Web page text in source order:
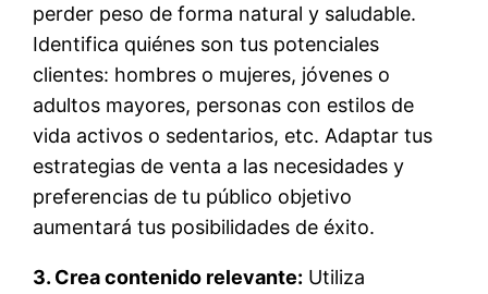
perder peso de forma natural y saludable.
Identifica quiénes son tus potenciales
clientes: hombres o mujeres, jóvenes o
adultos mayores, personas con estilos de
vida activos o sedentarios, etc. Adaptar tus
estrategias de venta a las necesidades y
preferencias de tu público objetivo
aumentará tus posibilidades de éxito.
3. Crea contenido relevante: Utiliza